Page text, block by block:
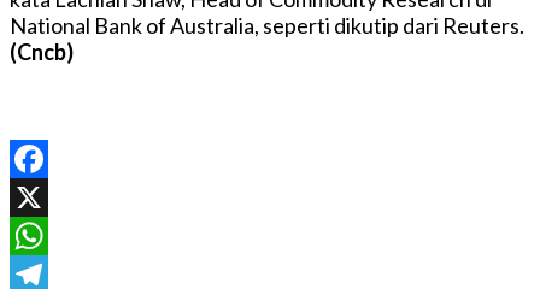
National Bank of Australia, seperti dikutip dari Reuters.
(Cncb)
Facebook
X
WhatsApp